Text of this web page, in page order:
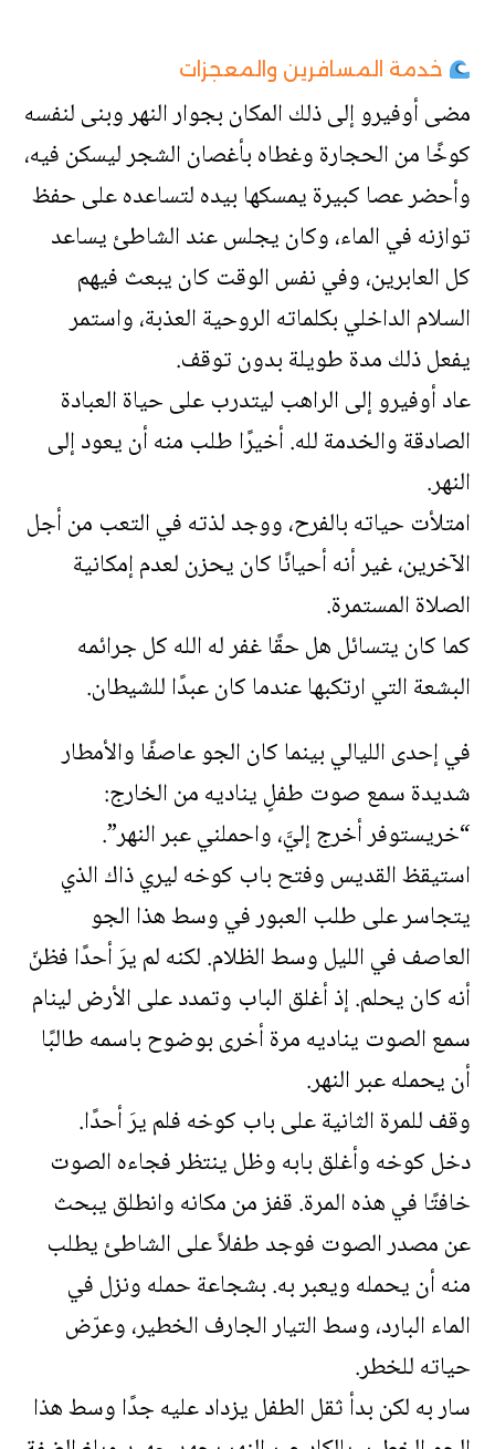
خدمة المسافرين والمعجزات
مضى أوفيرو إلى ذلك المكان بجوار النهر وبنى لنفسه
كوخًا من الحجارة وغطاه بأغصان الشجر ليسكن فيه،
وأحضر عصا كبيرة يمسكها بيده لتساعده على حفظ
توازنه في الماء، وكان يجلس عند الشاطئ يساعد
كل العابرين، وفي نفس الوقت كان يبعث فيهم
السلام الداخلي بكلماته الروحية العذبة، واستمر
يفعل ذلك مدة طويلة بدون توقف.
عاد أوفيرو إلى الراهب ليتدرب على حياة العبادة
الصادقة والخدمة لله. أخيرًا طلب منه أن يعود إلى
النهر.
امتلأت حياته بالفرح، ووجد لذته في التعب من أجل
الآخرين، غير أنه أحيانًا كان يحزن لعدم إمكانية
الصلاة المستمرة.
كما كان يتسائل هل حقًا غفر له الله كل جرائمه
البشعة التي ارتكبها عندما كان عبدًا للشيطان.
في إحدى الليالي بينما كان الجو عاصفًا والأمطار
شديدة سمع صوت طفلٍ يناديه من الخارج:
“خريستوفر أخرج إليَّ، واحملني عبر النهر”.
استيقظ القديس وفتح باب كوخه ليري ذاك الذي
يتجاسر على طلب العبور في وسط هذا الجو
العاصف في الليل وسط الظلام. لكنه لم يرَ أحدًا فظنّ
أنه كان يحلم. إذ أغلق الباب وتمدد على الأرض لينام
سمع الصوت يناديه مرة أخرى بوضوح باسمه طالبًا
أن يحمله عبر النهر.
وقف للمرة الثانية على باب كوخه فلم يرَ أحدًا.
دخل كوخه وأغلق بابه وظل ينتظر فجاءه الصوت
خافتًا في هذه المرة. قفز من مكانه وانطلق يبحث
عن مصدر الصوت فوجد طفلاً على الشاطئ يطلب
منه أن يحمله ويعبر به. بشجاعة حمله ونزل في
الماء البارد، وسط التيار الجارف الخطير، وعرّض
حياته للخطر.
سار به لكن بدأ ثقل الطفل يزداد عليه جدًا وسط هذا